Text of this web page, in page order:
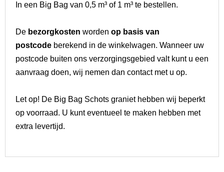
In een Big Bag van 0,5 m³ of 1 m³ te bestellen.
De bezorgkosten worden op basis van
postcode berekend in de winkelwagen. Wanneer uw
postcode buiten ons verzorgingsgebied valt kunt u een
aanvraag doen, wij nemen dan contact met u op.
Let op! De Big Bag Schots graniet hebben wij beperkt
op voorraad. U kunt eventueel te maken hebben met
extra levertijd.